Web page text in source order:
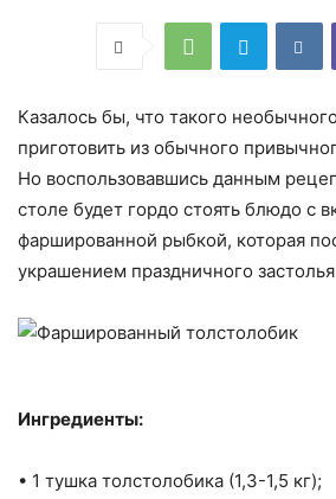
Казалось бы, что такого
приготовить из обычного
Но воспользовавшись данным
столе будет гордо стоять блюдо с
фаршированной рыбкой, которая
украшением праздничного
Ингредиенты:
• 1 тушка толстолобика (1,3-1,5 кг);